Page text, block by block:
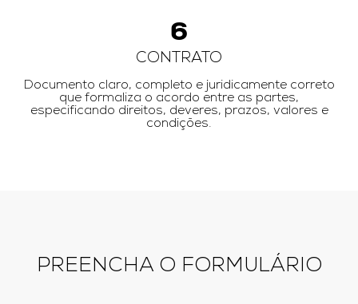
6
CONTRATO
Documento claro, completo e juridicamente correto
que formaliza o acordo entre as partes,
especificando direitos, deveres, prazos, valores e
condições.
PREENCHA O FORMULÁRIO